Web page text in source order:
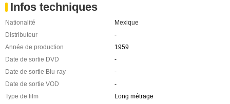
Infos techniques
Nationalité
Mexique
Distributeur
-
Année de production
1959
Date de sortie DVD
-
Date de sortie Blu-ray
-
Date de sortie VOD
-
Type de film
Long métrage